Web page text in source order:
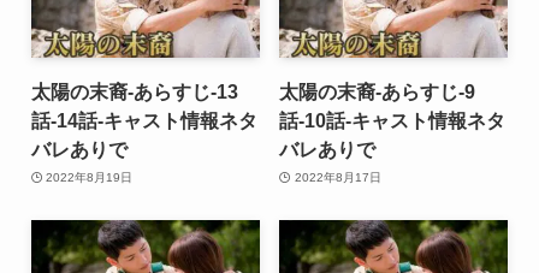
太陽の末裔-あらすじ-13
話-14話-キャスト情報ネタ
バレありで
2022年8月19日
太陽の末裔-あらすじ-9
話-10話-キャスト情報ネタ
バレありで
2022年8月17日